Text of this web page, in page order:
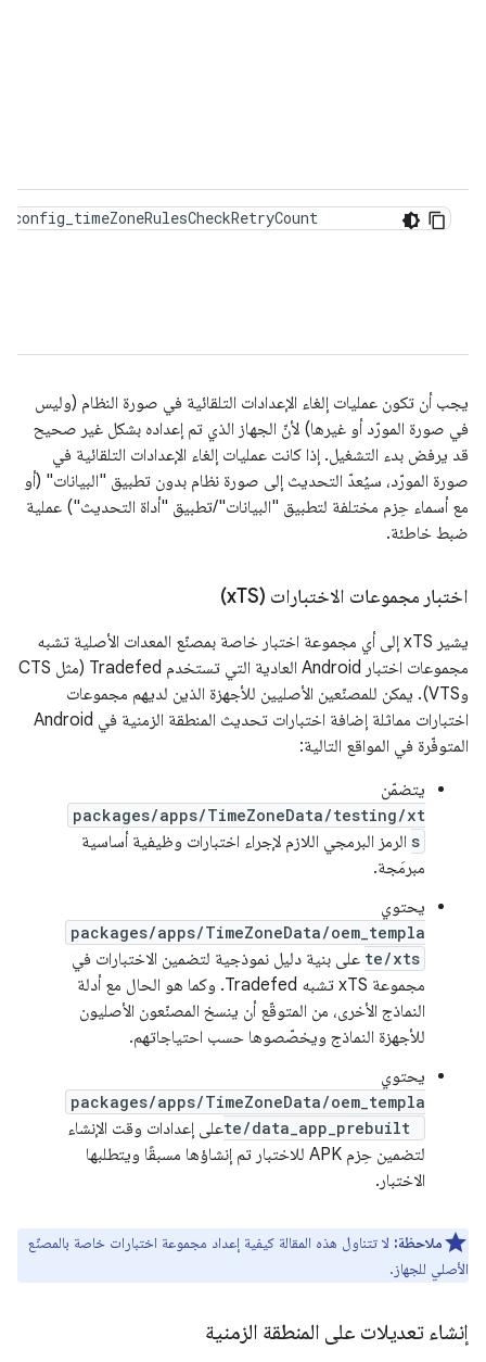
config_timeZoneRulesCheckRetryCount
يجب أن تكون عمليات إلغاء الإعدادات التلقائية في صورة النظام (وليس
في صورة المورّد أو غيرها) لأنّ الجهاز الذي تم إعداده بشكل غير صحيح
قد يرفض بدء التشغيل. إذا كانت عمليات إلغاء الإعدادات التلقائية في
صورة المورّد، سيُعدّ التحديث إلى صورة نظام بدون تطبيق "البيانات" (أو
مع أسماء حِزم مختلفة لتطبيق "البيانات"/تطبيق "أداة التحديث") عملية
ضبط خاطئة.
اختبار مجموعات الاختبارات (xTS)
يشير xTS إلى أي مجموعة اختبار خاصة بمصنّع المعدات الأصلية تشبه
مجموعات اختبار Android العادية التي تستخدم Tradefed (مثل CTS
وVTS). يمكن للمصنّعين الأصليين للأجهزة الذين لديهم مجموعات
اختبارات مماثلة إضافة اختبارات تحديث المنطقة الزمنية في Android
المتوفّرة في المواقع التالية:
يتضمّن
packages/apps/TimeZoneData/testing/xt
s الرمز البرمجي اللازم لإجراء اختبارات وظيفية أساسية
مبرمَجة.
يحتوي
packages/apps/TimeZoneData/oem_templa
te/xts على بنية دليل نموذجية لتضمين الاختبارات في
مجموعة xTS تشبه Tradefed. وكما هو الحال مع أدلة
النماذج الأخرى، من المتوقّع أن ينسخ المصنّعون الأصليون
للأجهزة النماذج ويخصّصوها حسب احتياجاتهم.
يحتوي
packages/apps/TimeZoneData/oem_templa
te/data_app_prebuiltعلى إعدادات وقت الإنشاء
لتضمين حِزم APK للاختبار تم إنشاؤها مسبقًا ويتطلبها
الاختبار.
ملاحظة: لا تتناول هذه المقالة كيفية إعداد مجموعة اختبارات خاصة بالمصنّع
الأصلي للجهاز.
إنشاء تعديلات على المنطقة الزمنية